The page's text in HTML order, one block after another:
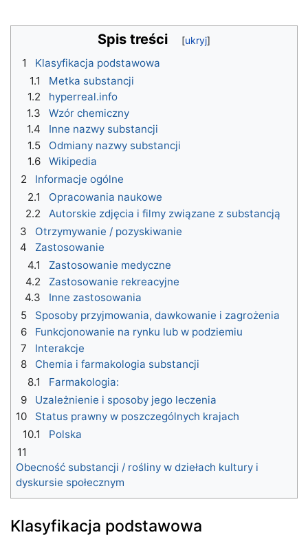
Spis treści
1
Klasyfikacja podstawowa
1.1
Metka substancji
1.2
hyperreal.info
1.3
Wzór chemiczny
1.4
Inne nazwy substancji
1.5
Odmiany nazwy substancji
1.6
Wikipedia
2
Informacje ogólne
2.1
Opracowania naukowe
2.2
Autorskie zdjęcia i filmy związane z substancją
3
Otrzymywanie / pozyskiwanie
4
Zastosowanie
4.1
Zastosowanie medyczne
4.2
Zastosowanie rekreacyjne
4.3
Inne zastosowania
5
Sposoby przyjmowania, dawkowanie i zagrożenia
6
Funkcjonowanie na rynku lub w podziemiu
7
Interakcje
8
Chemia i farmakologia substancji
8.1
Farmakologia:
9
Uzależnienie i sposoby jego leczenia
10
Status prawny w poszczególnych krajach
10.1
Polska
11
Obecność substancji / rośliny w dziełach kultury i
dyskursie społecznym
Klasyfikacja podstawowa